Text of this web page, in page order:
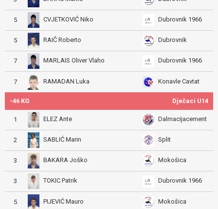
5 CVJETKOVIĆ Niko Dubrovnik 1966
5 RAIČ Roberto Dubrovnik
7 MARLAIS Oliver Vlaho Dubrovnik 1966
7 RAMADAN Luka Konavle Cavtat
-46 KG Dječaci U14
1 ELEZ Ante Dalmacijacement
2 SABLIĆ Marin Split
3 BAKARA Joško Mokošica
3 TOKIC Patrik Dubrovnik 1966
5 PIJEVIĆ Mauro Mokošica